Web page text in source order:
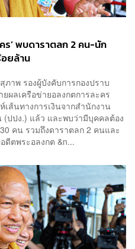
ร’ พบดาราตลก 2 คน-นัก
ยล้าน
าพ รองผู้บังคับการกองปราบ
ผลเครือข่ายอลงกตการละคร
ส้นทางการเงินจากสำนักงาน
(ปปง.) แล้ว และพบว่ามีบุคคลต้อง
คน รวมถึงดาราตลก 2 คนและ
ดีตพระอลงกต &n...